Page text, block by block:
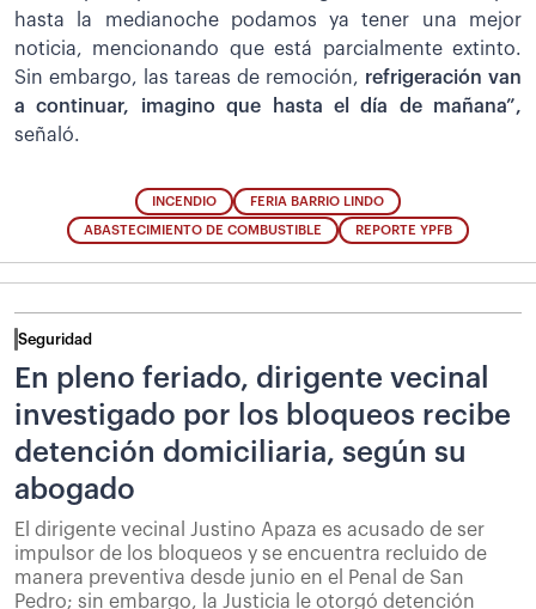
hasta la medianoche podamos ya tener una mejor
noticia, mencionando que está parcialmente extinto.
Sin embargo, las tareas de remoción, refrigeración van
a continuar, imagino que hasta el día de mañana”,
señaló.
INCENDIO FERIA BARRIO LINDO
ABASTECIMIENTO DE COMBUSTIBLE REPORTE YPFB
Seguridad
En pleno feriado, dirigente vecinal
investigado por los bloqueos recibe
detención domiciliaria, según su
abogado
El dirigente vecinal Justino Apaza es acusado de ser
impulsor de los bloqueos y se encuentra recluido de
manera preventiva desde junio en el Penal de San
Pedro; sin embargo, la Justicia le otorgó detención